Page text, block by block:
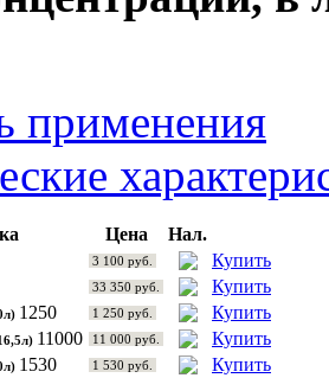
применения
Цена Нал.
3 100 руб. Купить
33 350 руб. Купить
1250 1 250 руб. Купить
11000 11 000 руб. Купить
1530 1 530 руб. Купить